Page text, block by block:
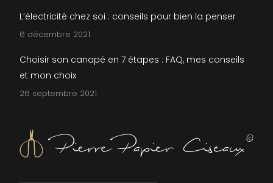
L’électricité chez soi : conseils pour bien la penser
6 décembre 2021
Choisir son canapé en 7 étapes : FAQ, mes conseils
et mon choix
26 septembre 2021